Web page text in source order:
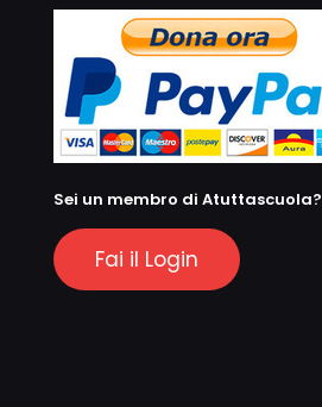
Sei un membro di Atuttascuola?
Fai il Login